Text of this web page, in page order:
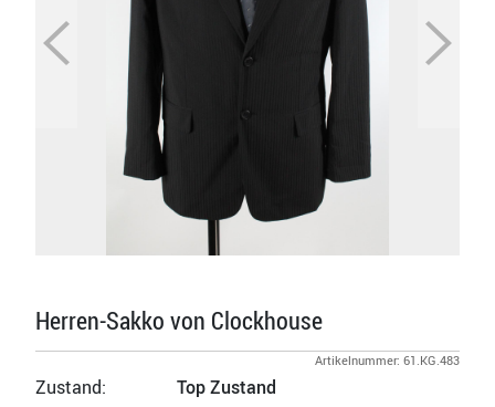
Herren-Sakko von Clockhouse
Artikelnummer: 61.KG.483
Zustand:
Top Zustand